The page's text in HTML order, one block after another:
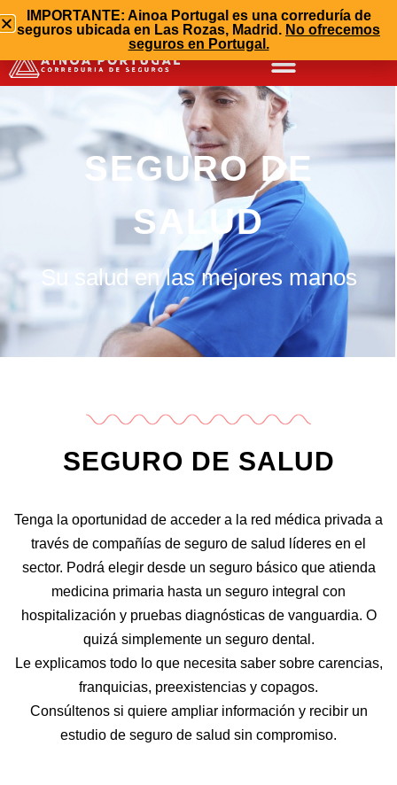
info@ainoaportugal.com
669 17 99 87
91 608 75 30
SEGURO DE
SALUD
Su salud en las mejores manos
SEGURO DE SALUD
Tenga la oportunidad de acceder a la red médica privada a
través de compañías de seguro de salud líderes en el
sector. Podrá elegir desde un seguro básico que atienda
medicina primaria hasta un seguro integral con
hospitalización y pruebas diagnósticas de vanguardia. O
quizá simplemente un seguro dental.
Le explicamos todo lo que necesita saber sobre carencias,
franquicias, preexistencias y copagos.
Consúltenos si quiere ampliar información y recibir un
estudio de seguro de salud sin compromiso.
IMPORTANTE: Ainoa Portugal es una correduría de
seguros ubicada en Las Rozas, Madrid. No ofrecemos
seguros en Portugal.